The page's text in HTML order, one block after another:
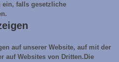
ein, falls gesetzliche
auf unserer Website, auf mit der
auf Websites von Dritten.Die